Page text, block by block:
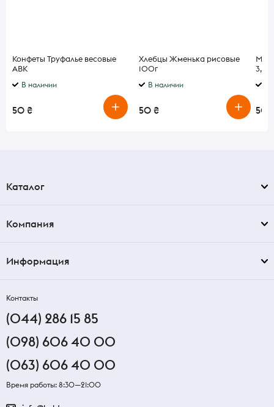
Конфеты Труфалье весовые
АВК
В наличии
50 ₴
Хлебцы Жменька рисовые
100г
В наличии
50 ₴ 50
Каталог
Компания
Информация
Контакты
(044) 286 15 85
(098) 606 40 00
(063) 606 40 00
Время работы: 8:30—21:00